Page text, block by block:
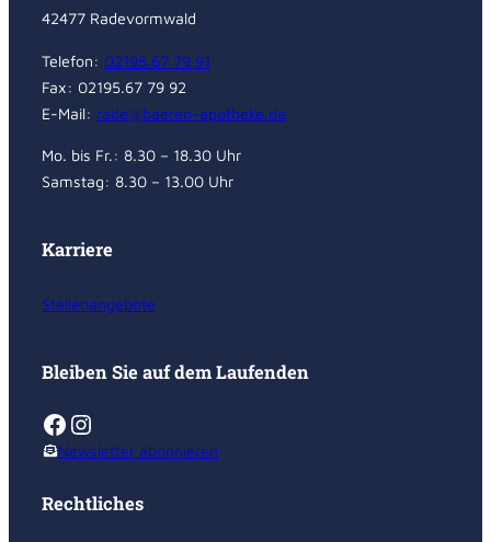
42477 Radevormwald
Telefon: 02195.67 79 91
Fax: 02195.67 79 92
E-Mail: rade@baeren-apotheke.de
Mo. bis Fr.: 8.30 – 18.30 Uhr
Samstag: 8.30 – 13.00 Uhr
Karriere
Stellenangebote
Bleiben Sie auf dem Laufenden
Facebook
Instagram
Newsletter abonnieren
Rechtliches